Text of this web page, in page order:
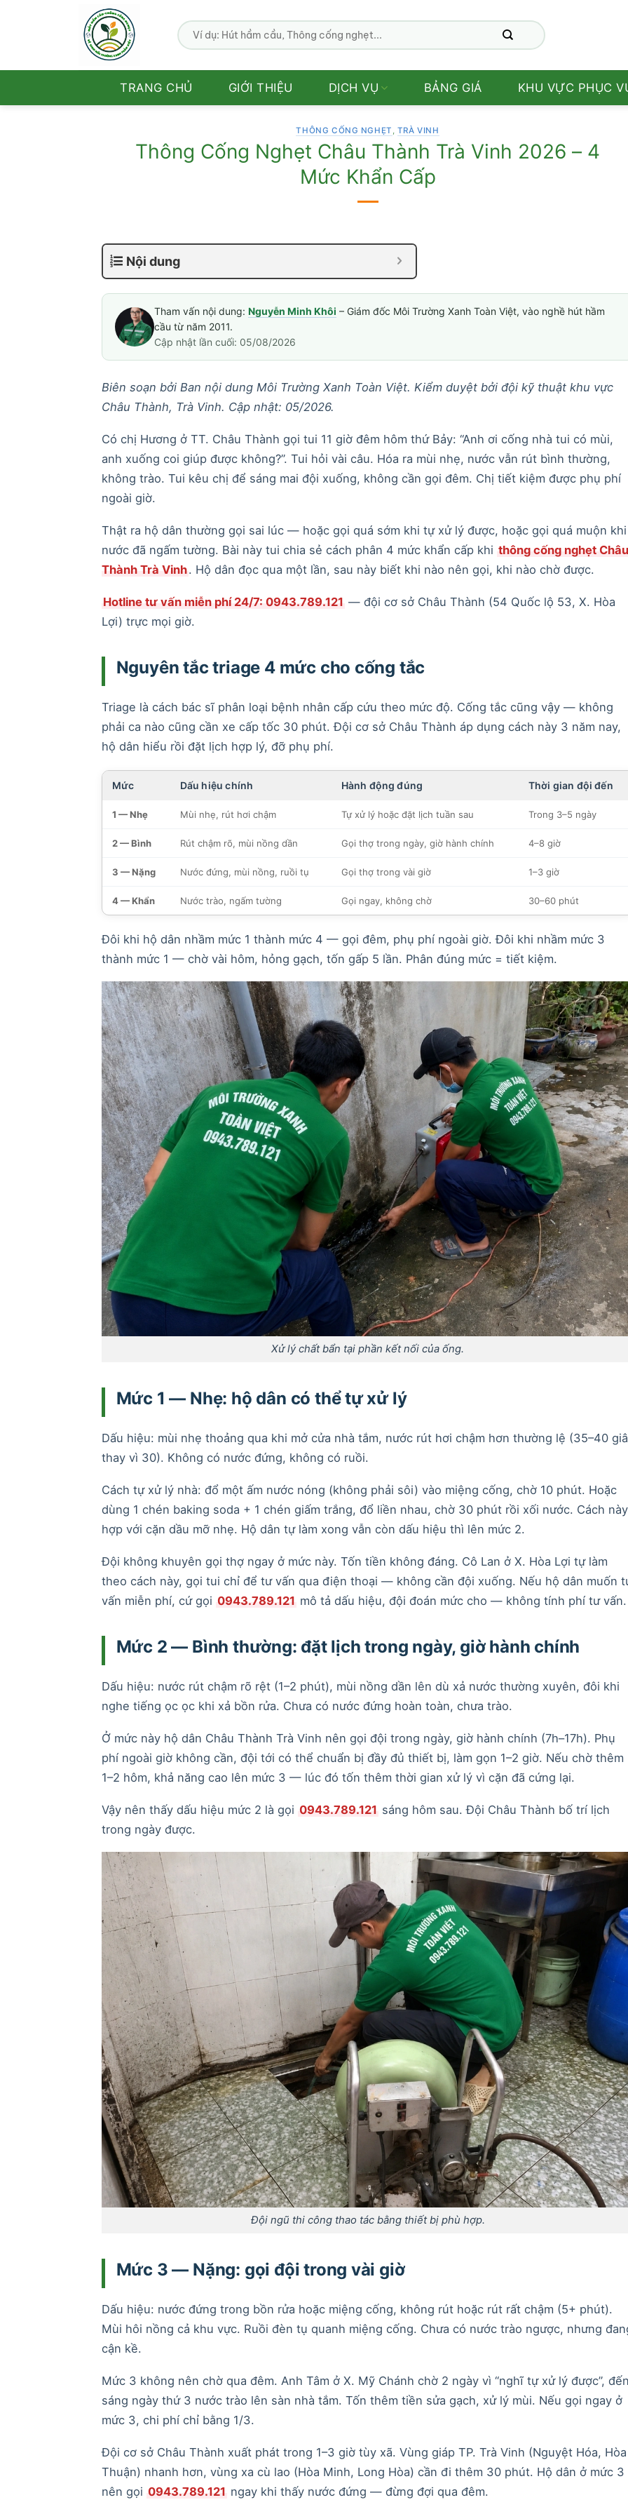
TRANG CHỦ GIỚI THIỆU DỊCH VỤ BẢNG GIÁ KHU VỰC PHỤC
THÔNG CỐNG NGHẸT , TRÀ VINH
Thông Cống Nghẹt Châu Thành Trà Vinh 2026 – 4
Mức Khẩn Cấp
Nội dung
Tham vấn nội dung: Nguyễn Minh Khôi – Giám đốc Môi Trường Xanh Toàn Việt, vào nghề hút hầm
cầu từ năm 2011.
Cập nhật lần cuối: 05/08/2026
Biên soạn bởi Ban nội dung Môi Trường Xanh Toàn Việt. Kiểm duyệt bởi đội kỹ thuật khu vực
Châu Thành, Trà Vinh. Cập nhật: 05/2026.
Có chị Hương ở TT. Châu Thành gọi tui 11 giờ đêm hôm thứ Bảy: “Anh ơi cống nhà tui có mùi,
anh xuống coi giúp được không?”. Tui hỏi vài câu. Hóa ra mùi nhẹ, nước vẫn rút bình thường,
không trào. Tui kêu chị để sáng mai đội xuống, không cần gọi đêm. Chị tiết kiệm được phụ phí
ngoài giờ.
Thật ra hộ dân thường gọi sai lúc — hoặc gọi quá sớm khi tự xử lý được, hoặc gọi quá muộn khi
nước đã ngấm tường. Bài này tui chia sẻ cách phân 4 mức khẩn cấp khi thông cống nghẹt Châu
Thành Trà Vinh. Hộ dân đọc qua một lần, sau này biết khi nào nên gọi, khi nào chờ được.
Hotline tư vấn miễn phí 24/7: 0943.789.121 — đội cơ sở Châu Thành (54 Quốc lộ 53, X. Hòa
Lợi) trực mọi giờ.
Nguyên tắc triage 4 mức cho cống tắc
Triage là cách bác sĩ phân loại bệnh nhân cấp cứu theo mức độ. Cống tắc cũng vậy — không
phải ca nào cũng cần xe cấp tốc 30 phút. Đội cơ sở Châu Thành áp dụng cách này 3 năm nay,
hộ dân hiểu rồi đặt lịch hợp lý, đỡ phụ phí.
Mức Dấu hiệu chính Hành động đúng Thời gian đội đến
1 — Nhẹ Mùi nhẹ, rút hơi chậm Tự xử lý hoặc đặt lịch tuần sau Trong 3–5 ngày
2 — Bình Rút chậm rõ, mùi nồng dần Gọi thợ trong ngày, giờ hành chính 4–8 giờ
3 — Nặng Nước đứng, mùi nồng, ruồi tụ Gọi thợ trong vài giờ 1–3 giờ
4 — Khẩn Nước trào, ngấm tường Gọi ngay, không chờ 30–60 phút
Đôi khi hộ dân nhầm mức 1 thành mức 4 — gọi đêm, phụ phí ngoài giờ. Đôi khi nhầm mức 3
thành mức 1 — chờ vài hôm, hỏng gạch, tốn gấp 5 lần. Phân đúng mức = tiết kiệm.
Xử lý chất bẩn tại phần kết nối của ống.
Mức 1 — Nhẹ: hộ dân có thể tự xử lý
Dấu hiệu: mùi nhẹ thoảng qua khi mở cửa nhà tắm, nước rút hơi chậm hơn thường lệ (35–40
thay vì 30). Không có nước đứng, không có ruồi.
Cách tự xử lý nhà: đổ một ấm nước nóng (không phải sôi) vào miệng cống, chờ 10 phút. Hoặc
dùng 1 chén baking soda + 1 chén giấm trắng, đổ liền nhau, chờ 30 phút rồi xối nước. Cách này
hợp với cặn dầu mỡ nhẹ. Hộ dân tự làm xong vẫn còn dấu hiệu thì lên mức 2.
Đội không khuyên gọi thợ ngay ở mức này. Tốn tiền không đáng. Cô Lan ở X. Hòa Lợi tự làm
theo cách này, gọi tui chỉ để tư vấn qua điện thoại — không cần đội xuống. Nếu hộ dân muốn
vấn miễn phí, cứ gọi 0943.789.121 mô tả dấu hiệu, đội đoán mức cho — không tính phí tư vấn.
Mức 2 — Bình thường: đặt lịch trong ngày, giờ hành chính
Dấu hiệu: nước rút chậm rõ rệt (1–2 phút), mùi nồng dần lên dù xả nước thường xuyên, đôi khi
nghe tiếng ọc ọc khi xả bồn rửa. Chưa có nước đứng hoàn toàn, chưa trào.
Ở mức này hộ dân Châu Thành Trà Vinh nên gọi đội trong ngày, giờ hành chính (7h–17h). Phụ
phí ngoài giờ không cần, đội tới có thể chuẩn bị đầy đủ thiết bị, làm gọn 1–2 giờ. Nếu chờ thêm
1–2 hôm, khả năng cao lên mức 3 — lúc đó tốn thêm thời gian xử lý vì cặn đã cứng lại.
Vậy nên thấy dấu hiệu mức 2 là gọi 0943.789.121 sáng hôm sau. Đội Châu Thành bố trí lịch
trong ngày được.
Đội ngũ thi công thao tác bằng thiết bị phù hợp.
Mức 3 — Nặng: gọi đội trong vài giờ
Dấu hiệu: nước đứng trong bồn rửa hoặc miệng cống, không rút hoặc rút rất chậm (5+ phút).
Mùi hôi nồng cả khu vực. Ruồi đèn tụ quanh miệng cống. Chưa có nước trào ngược, nhưng
cận kề.
Mức 3 không nên chờ qua đêm. Anh Tâm ở X. Mỹ Chánh chờ 2 ngày vì “nghĩ tự xử lý được”,
sáng ngày thứ 3 nước trào lên sàn nhà tắm. Tốn thêm tiền sửa gạch, xử lý mùi. Nếu gọi ngay ở
mức 3, chi phí chỉ bằng 1/3.
Đội cơ sở Châu Thành xuất phát trong 1–3 giờ tùy xã. Vùng giáp TP. Trà Vinh (Nguyệt Hóa, Hòa
Thuận) nhanh hơn, vùng xa cù lao (Hòa Minh, Long Hòa) cần đi thêm 30 phút. Hộ dân ở mức 3
nên gọi 0943.789.121 ngay khi thấy nước đứng — đừng đợi qua đêm.